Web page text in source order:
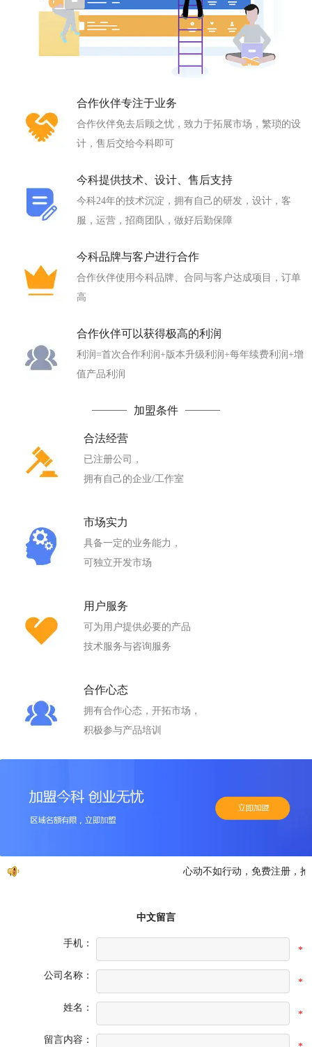
合作伙伴专注于业务
合作伙伴免去后顾之忧，致力于拓展市场，繁琐的设
计，售后交给今科即可
今科提供技术、设计、售后支持
今科24年的技术沉淀，拥有自己的研发，设计，客
服，运营，招商团队，做好后勤保障
今科品牌与客户进行合作
合作伙伴使用今科品牌、合同与客户达成项目，订单
高
合作伙伴可以获得极高的利润
利润=首次合作利润+版本升级利润+每年续费利润+增
值产品利润
加盟条件
合法经营
已注册公司，
拥有自己的企业/工作室
市场实力
具备一定的业务能力，
可独立开发市场
用户服务
可为用户提供必要的产品
技术服务与咨询服务
合作心态
拥有合作心态，开拓市场，
积极参与产品培训
心动不如行动，免费注册，抢
中文留言
手机：
*
公司名称：
*
姓名：
*
留言内容：